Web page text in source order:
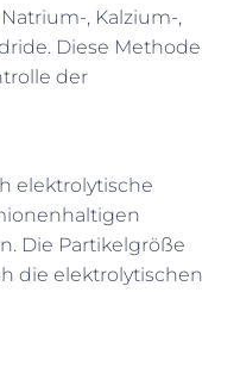
, Kalzium-,
Diese Methode
der
elektrolytische
Die Partikelgröße
die elektrolytischen